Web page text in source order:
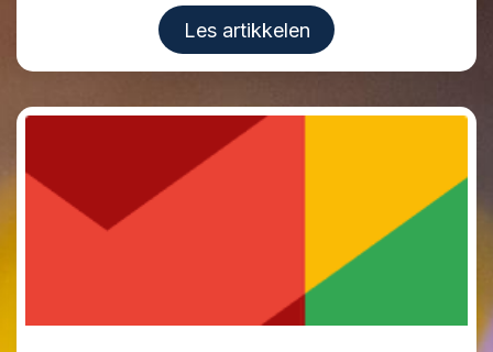
L​​​​​​es artikkelen